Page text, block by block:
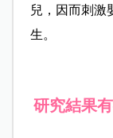
兒，因而刺激
生。
研究結果